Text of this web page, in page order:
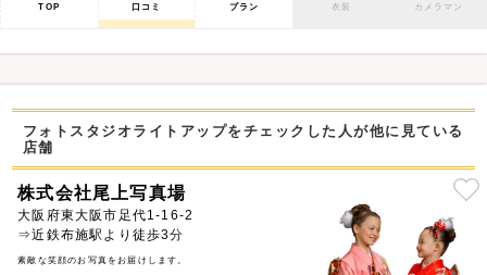
TOP 口コミ プラン 衣装 カメラマン
フォトスタジオライトアップをチェックした人が他に見ている
店舗
株式会社尾上写真場
大阪府東大阪市足代1-16-2
⇒近鉄布施駅より徒歩3分
素敵な笑顔のお写真をお届けします。